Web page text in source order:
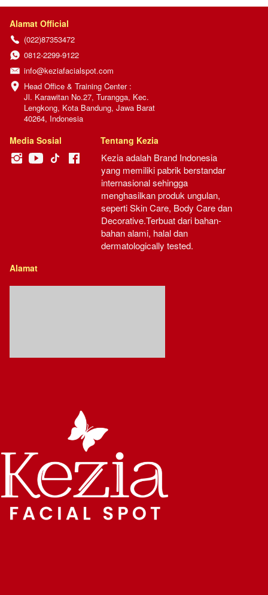
Alamat Official
(022)87353472
0812-2299-9122
info@keziafacialspot.com
Head Office & Training Center :
Jl. Karawitan No.27, Turangga, Kec.
Lengkong, Kota Bandung, Jawa Barat
40264, Indonesia
Media Sosial Tentang Kezia
Kezia adalah Brand Indonesia
yang memiliki pabrik berstandar
internasional sehingga
menghasilkan produk ungulan,
seperti Skin Care, Body Care dan
Decorative.Terbuat dari bahan-
bahan alami, halal dan
dermatologically tested.
Alamat